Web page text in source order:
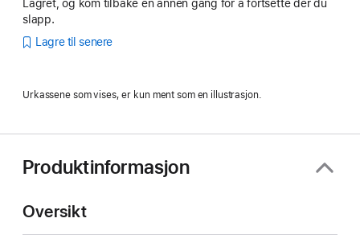
Lagret, og kom tilbake en annen gang for å fortsette der du
slapp.
Lagre til senere
Urkassene som vises, er kun ment som en illustrasjon.
Produktinformasjon
Oversikt